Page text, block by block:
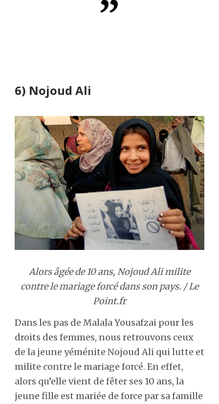
6) Nojoud Ali
Alors âgée de 10 ans, Nojoud Ali milite
contre le mariage forcé dans son pays. / Le
Point.fr
Dans les pas de Malala Yousafzai pour les
droits des femmes, nous retrouvons ceux
de la jeune yéménite Nojoud Ali qui lutte et
milite contre le mariage forcé. En effet,
alors qu’elle vient de fêter ses 10 ans, la
jeune fille est mariée de force par sa famille